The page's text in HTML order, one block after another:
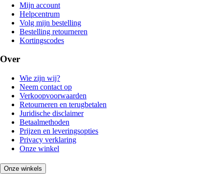
Mijn account
Helpcentrum
Volg mijn bestelling
Bestelling retourneren
Kortingscodes
Over
Wie zijn wij?
Neem contact op
Verkoopvoorwaarden
Retourneren en terugbetalen
Juridische disclaimer
Betaalmethoden
Prijzen en leveringsopties
Privacy verklaring
Onze winkel
Onze winkels